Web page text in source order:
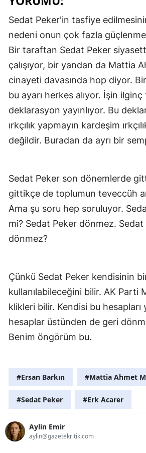
Sedat Peker'in tasfiye
nedeni onun çok fazla
Bir taraftan Sedat Peker
çalışıyor, bir yandan da Mattia
cinayeti davasında hop diyor.
bu ayarı herkes alıyor. İşin ilginç
deklarasyon yayınlıyor. Bu
ırkçılık yapmayın kardeşim
değildir. Buradan da ayrı bir
Sedat Peker son dönemlerde
gittikçe de toplumun teveccüh
Ama şu soru hep soruluyor.
mi? Sedat Peker dönmez.
dönmez?
Çünkü Sedat Peker kendisinin
kullanılabileceğini bilir. AK Parti
klikleri bilir. Kendisi bu hesapları
hesaplar üstünden de geri
Benim öngörüm bu.
#Ersan Barkın #Mattia Ahmet
#Sedat Peker #Erk Acarer
Aylin Emir
aylin@gazetekritik.com